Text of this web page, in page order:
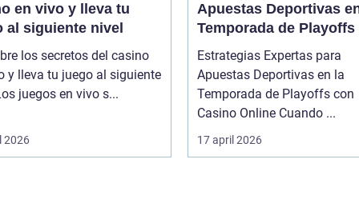
en vivo y lleva tu
al siguiente nivel
los secretos del casino
y lleva tu juego al siguiente
Los juegos en vivo s...
2026
Apuestas Deportivas
Temporada de Playoffs
Casino Online
Estrategias Expertas para
Apuestas Deportivas en la
Temporada de Playoffs con
Casino Online Cuando ...
17 april 2026